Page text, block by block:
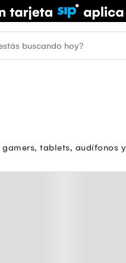
gamers, tablets,